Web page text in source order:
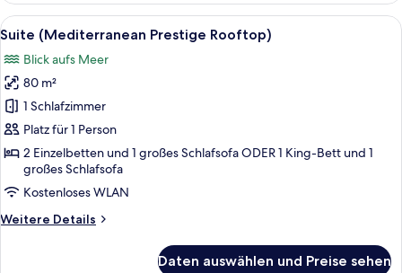
(Solstice
|Alle
Fotos
für
Suite
(Mediterranean
Prestige
Rooftop)
anzeigen
Ein modernes Wohnzimmer mit
5
Suite (Mediterranean Prestige Rooftop)
Blick aufs Meer
80 m²
1 Schlafzimmer
Platz für 1 Person
2 Einzelbetten und 1 großes Schlafsofa ODER 1 King-Bett und 1
großes Schlafsofa
Kostenloses WLAN
Weitere Details
Weitere
Daten auswählen und Preise sehen